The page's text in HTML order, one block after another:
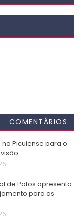
COMENTÁRIOS
Picuiense para o
de Patos apresenta
para as